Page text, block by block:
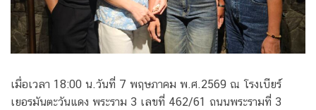
เมื่อเวลา 18:00 น.วันที่ 7 พฤษภาคม พ.ศ.2569 ณ โรงเบียร์
เยอรมันตะวันแดง พระราม 3 เลขที่ 462/61 ถนนพระรามที่ 3